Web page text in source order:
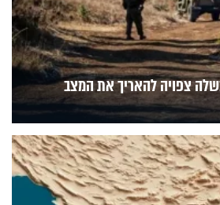
צפויה להאריך את המצב